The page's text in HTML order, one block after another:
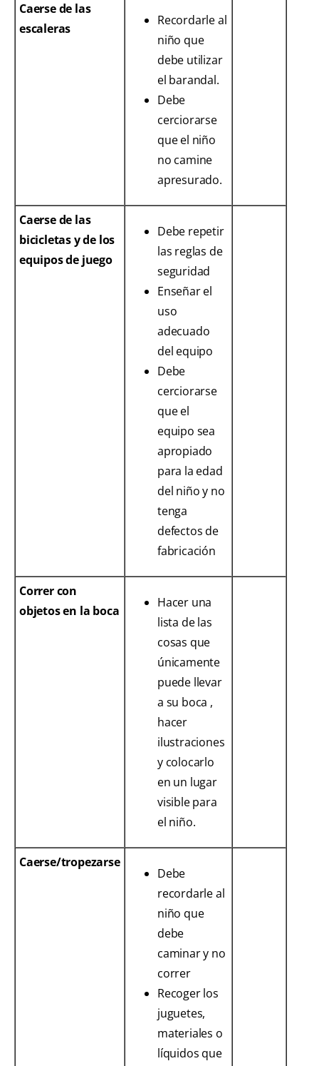
Caerse de las
escaleras
Recordarle al
niño que
debe utilizar
el barandal.
Debe
cerciorarse
que el niño
no camine
apresurado.
Caerse de las
bicicletas y de los
equipos de juego
Debe repetir
las reglas de
seguridad
Enseñar el
uso
adecuado
del equipo
Debe
cerciorarse
que el
equipo sea
apropiado
para la edad
del niño y no
tenga
defectos de
fabricación
Correr con
objetos en la boca
Hacer una
lista de las
cosas que
únicamente
puede llevar
a su boca ,
hacer
ilustraciones
y colocarlo
en un lugar
visible para
el niño.
Caerse/tropezarse
Debe
recordarle al
niño que
debe
caminar y no
correr
Recoger los
juguetes,
materiales o
líquidos que